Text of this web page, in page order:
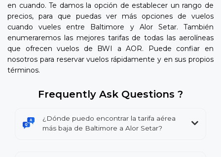
en cuando. Te damos la opción de establecer un rango de
precios, para que puedas ver más opciones de vuelos
cuando vueles entre Baltimore y Alor Setar. También
enumeraremos las mejores tarifas de todas las aerolíneas
que ofrecen vuelos de BWI a AOR. Puede confiar en
nosotros para reservar vuelos rápidamente y en sus propios
términos.
Frequently Ask Questions ?
¿Dónde puedo encontrar la tarifa aérea
más baja de Baltimore a Alor Setar?